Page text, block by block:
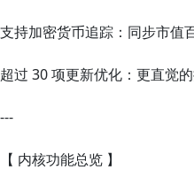
支持加密货币追踪：同步市值
超过 30 项更新优化：更直觉
---
【 内核功能总览 】